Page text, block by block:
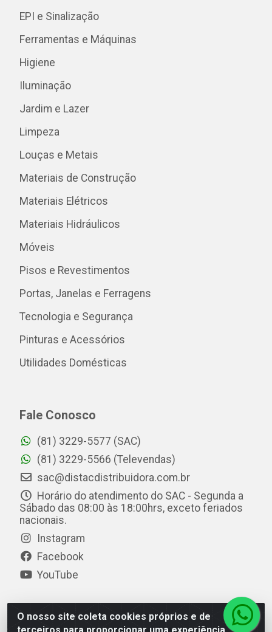
O nosso site coleta cookies próprios e de
EPI e Sinalização
Ferramentas e Máquinas
Higiene
Iluminação
Jardim e Lazer
Limpeza
Louças e Metais
Materiais de Construção
Materiais Elétricos
Materiais Hidráulicos
Móveis
Pisos e Revestimentos
Portas, Janelas e Ferragens
Tecnologia e Segurança
Pinturas e Acessórios
Utilidades Domésticas
Fale Conosco
(81) 3229-5577 (SAC)
(81) 3229-5566 (Televendas)
sac@distacdistribuidora.com.br
Horário do atendimento do SAC - Segunda a
Sábado das 08:00 às 18:00hrs, exceto feriados
nacionais.
Instagram
Facebook
YouTube
Distac Distribuidora - Av. Durval de Góes Monteiro, 7049